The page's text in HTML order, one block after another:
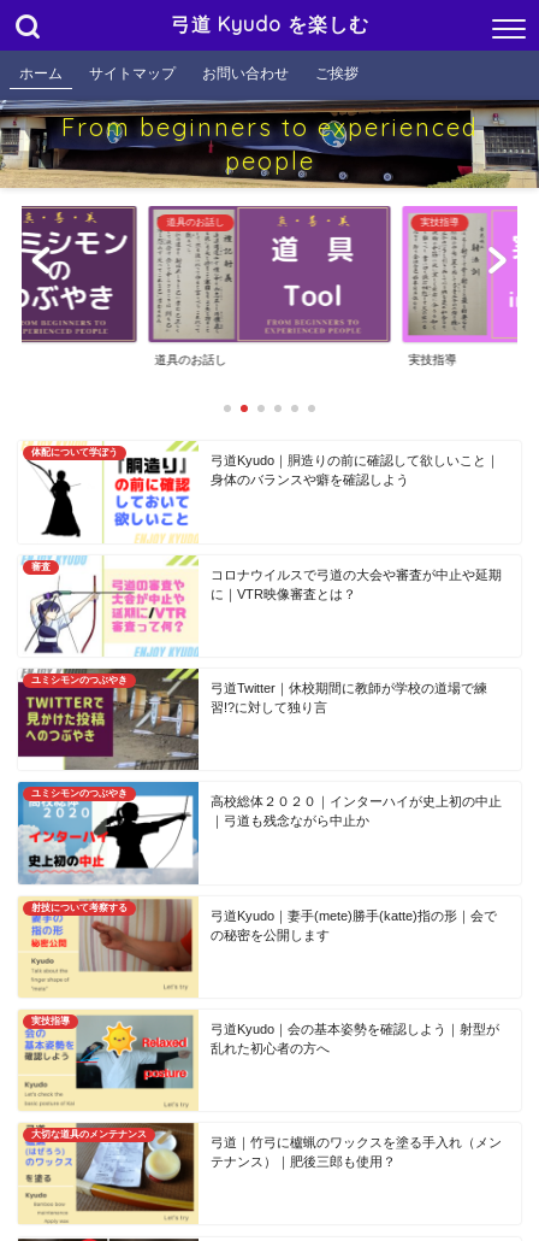
弓道 Kyudo を楽しむ
ホーム サイトマップ お問い合わせ ご挨拶
From beginners to experienced
people
道具のお話し
道具のお話し
実技指導
実技指導
体配について学ぼう
弓道Kyudo｜胴造りの前に確認して欲しいこと｜
身体のバランスや癖を確認しよう
審査
コロナウイルスで弓道の大会や審査が中止や延期
に｜VTR映像審査とは？
ユミシモンのつぶやき
弓道Twitter｜休校期間に教師が学校の道場で練
習!?に対して独り言
ユミシモンのつぶやき
高校総体２０２０｜インターハイが史上初の中止
｜弓道も残念ながら中止か
射技について考察する
弓道Kyudo｜妻手(mete)勝手(katte)指の形｜会で
の秘密を公開します
実技指導
弓道Kyudo｜会の基本姿勢を確認しよう｜射型が
乱れた初心者の方へ
大切な道具のメンテナンス
弓道｜竹弓に櫨蝋のワックスを塗る手入れ（メン
テナンス）｜肥後三郎も使用？